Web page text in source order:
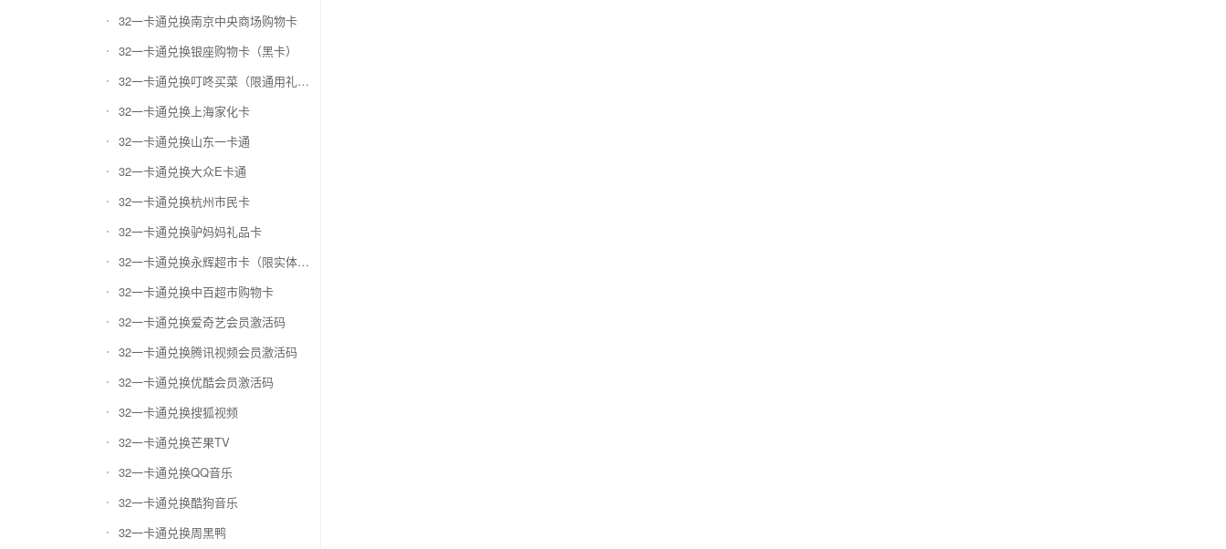
32一卡通兑换南京中央商场购物卡
32一卡通兑换银座购物卡（黑卡）
32一卡通兑换叮咚买菜（限通用礼品卡）
32一卡通兑换上海家化卡
32一卡通兑换山东一卡通
32一卡通兑换大众E卡通
32一卡通兑换杭州市民卡
32一卡通兑换驴妈妈礼品卡
32一卡通兑换永辉超市卡（限实体卡）
32一卡通兑换中百超市购物卡
32一卡通兑换爱奇艺会员激活码
32一卡通兑换腾讯视频会员激活码
32一卡通兑换优酷会员激活码
32一卡通兑换搜狐视频
32一卡通兑换芒果TV
32一卡通兑换QQ音乐
32一卡通兑换酷狗音乐
32一卡通兑换周黑鸭